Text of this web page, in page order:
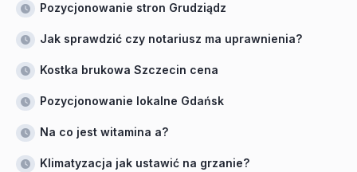
Pozycjonowanie stron Grudziądz
Jak sprawdzić czy notariusz ma uprawnienia?
Kostka brukowa Szczecin cena
Pozycjonowanie lokalne Gdańsk
Na co jest witamina a?
Klimatyzacja jak ustawić na grzanie?